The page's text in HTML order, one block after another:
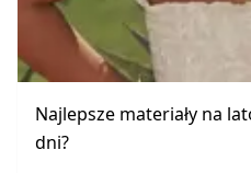
Najlepsze materiały na
dni?